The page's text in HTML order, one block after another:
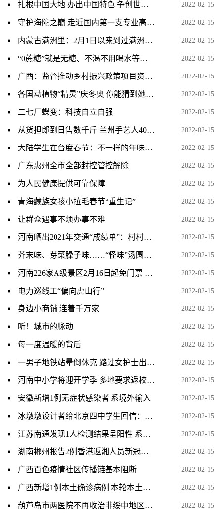
扎根中国大地 办出中国特色 争创世界一流 2022-02-15
守护海陀之巅 走近国内第一支专业高山救援队 2022-02-15
内蒙古满洲里：2月1日以来到过满洲里人员全部落实管控措施 2022-02-15
“0蔗糖”就是无糖、不渴不用喝水等谣言入选2021年度十大 2022-02-15
广西：监督推动乡村振兴政策项目资金落地见效 2022-02-15
各国动植物“精灵”庆冬奥 你能猜到她是谁吗？ 2022-02-15
二七厂蝶变：科技自立自强 2022-02-15
从货担郎到日售数千斤 兰州手艺人40余载“滚”元宵留年 2022-02-15
大陆学生在台度春节：不一样的年味与团圆 2022-02-15
广东惠州全市全部封控管控解除 2022-02-15
为人民健康提供可靠保障 2022-02-15
青海藏族女孩小拉毛春节“重生记” 2022-02-15
让群众遇事不烦办事不难 2022-02-15
河南晒出2021年交通“成绩单”：村村通、户户通 农村公 2022-02-15
芥末味、芽菜臊子味……“怪味”汤圆求上桌，你会相中谁 2022-02-15
河南226家A级景区2月16日起免门票 含少林寺、龙门石窟等 2022-02-15
电力巡线工“偏向虎山行” 2022-02-15
身边小商铺 连着千万家 2022-02-15
听！城市的脉动 2022-02-15
每一度温暖的背后 2022-02-15
一男子地铁站晕倒休克 路过女护士出手相救 2022-02-15
河南中小学将迎开学季 多地要求返校师生须核酸检测 2022-02-15
安徽新增1例无症状感染者 系境外输入 2022-02-15
冰墩墩设计者给北京四中学生回信：祝福可爱奋进的中国少 2022-02-15
江苏南通发现1人检测结果呈阳性 系外地返通人员 2022-02-15
湖南郴州报告2例香港返湘人员新冠肺炎确诊病例 2022-02-15
广西百色疫情社区传播链基本阻断 2022-02-15
广西新增1例本土确诊病例 本轮本土疫情累计报告确诊病例 2022-02-15
葫芦岛市两医院不再收治非绥中地区患者 就医患者闭环管理 2022-02-15